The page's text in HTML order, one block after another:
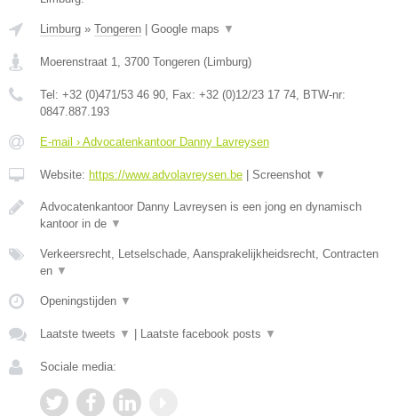
Limburg » Tongeren Google maps ▼
Moerenstraat 1, 3700 Tongeren (Limburg)
Tel: +32 (0)471/53 46 90, Fax: +32 (0)12/23 17 74, BTW-nr:
0847.887.193
E-mail › Advocatenkantoor Danny Lavreysen
Website: https://www.advolavreysen.be Screenshot ▼
Advocatenkantoor Danny Lavreysen is een jong en dynamisch
kantoor in de ▼
Verkeersrecht, Letselschade, Aansprakelijkheidsrecht, Contracten
en ▼
Openingstijden ▼
Laatste tweets ▼ Laatste facebook posts ▼
Sociale media: